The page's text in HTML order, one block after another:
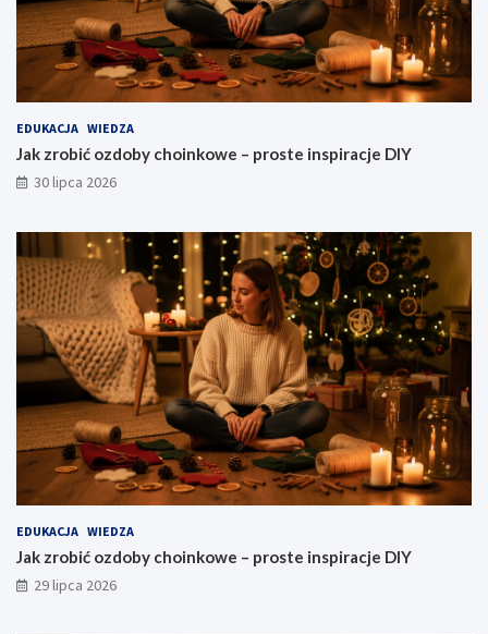
EDUKACJA WIEDZA
Jak zrobić ozdoby choinkowe – proste inspiracje DIY
30 lipca 2026
EDUKACJA WIEDZA
Jak zrobić ozdoby choinkowe – proste inspiracje DIY
29 lipca 2026